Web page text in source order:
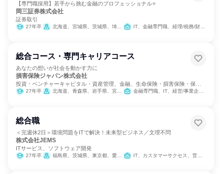
【専門職採用】若手から挑む金融のプロフェッショナル⭐
岡三証券株式会社
証券取引
27年卒 北海道、宮城県、茨城県、埼玉県、千葉県、東京都、神奈川県、石川県、岐阜県、静岡県、愛知県、三重県、京都府、大阪府、兵庫県、奈良県、和歌山県、岡山県、広島県、山口県、愛媛県、福岡県、熊本県 IT、金融専門職、経理/税務/財務、人事、法務/知財
総合コース・専門キャリアコース
あなたの想いが社会を動かす力に
損害保険ジャパン株式会社
投資・ベンチャーキャピタル・資産管理、金融、生命保険・損害保険・保険
サービス
27年卒 北海道、青森県、岩手県、宮城県、秋田県、山形県、福島県、茨城県、栃木県、群馬県、埼玉県、千葉県、東京都、神奈川県、新潟県、富山県、石川県、福井県、山梨県、長野県、岐阜県、静岡県、愛知県、三重県、滋賀県、京都府、大阪府、兵庫県、奈良県、和歌山県、鳥取県、島根県、岡山県、広島県、山口県、徳島県、香川県、愛媛県、高知県、福岡県、佐賀県、長崎県、熊本県、大分県、宮崎県、鹿児島県、沖縄県 金融専門職、IT、経営/事業企画、営業、経理/税務/財務、人事、広報/IR、商品企画、マーケティング・広告・宣伝、カスタマーサポート/コールセンター
総合職
＜完週休2日＞環境問題をITで解決！未来型ビジネス／文理不問
株式会社JEMS
ITサービス、ソフトウェア開発
27年卒 福島県、茨城県、東京都、愛知県、京都府、福岡県 IT、カスタマーサクセス、営業、経営/事業企画、バックオフィス・事務・受付、経理/税務/財務、人事、総務、広報/IR、マーケティング・広告・宣伝、カスタマーサポート/コールセンター